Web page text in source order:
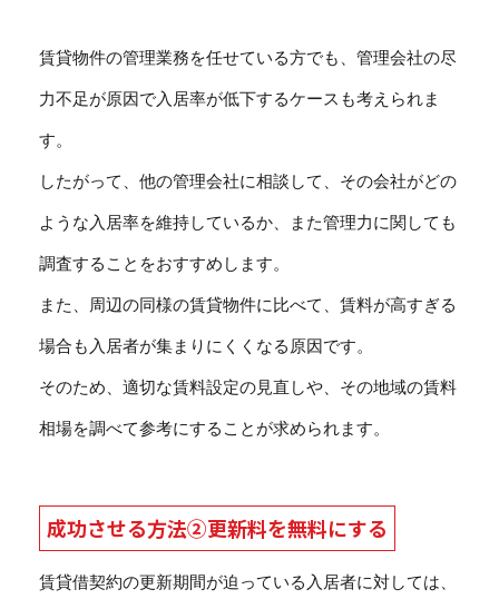
賃貸物件の管理業務を任せている方でも、管理会社の尽
力不足が原因で入居率が低下するケースも考えられま
す。
したがって、他の管理会社に相談して、その会社がどの
ような入居率を維持しているか、また管理力に関しても
調査することをおすすめします。
また、周辺の同様の賃貸物件に比べて、賃料が高すぎる
場合も入居者が集まりにくくなる原因です。
そのため、適切な賃料設定の見直しや、その地域の賃料
相場を調べて参考にすることが求められます。
成功させる方法②更新料を無料にする
賃貸借契約の更新期間が迫っている入居者に対しては、